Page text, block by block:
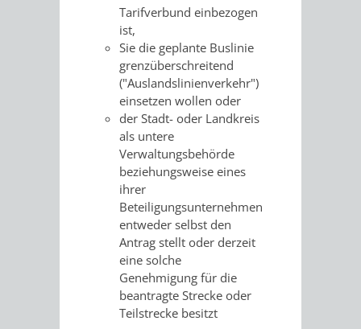
VERMIETE
WIEDERVERMIETUNGSPRÄMIE
BÄDER
Tarifverbund einbezogen
ist,
Sie die geplante Buslinie
grenzüberschreitend
("Auslandslinienverkehr")
einsetzen wollen oder
der Stadt- oder Landkreis
als untere
Verwaltungsbehörde
beziehungsweise eines
ihrer
Beteiligungsunternehmen
entweder selbst den
Antrag stellt oder derzeit
eine solche
Genehmigung für die
beantragte Strecke oder
Teilstrecke besitzt